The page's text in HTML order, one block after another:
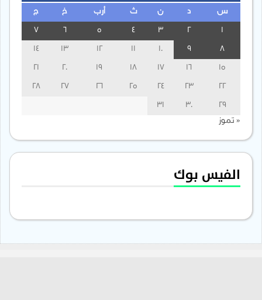
س ن ث أرب خ ج
3
13
14
15
16
17
18
19
20
21
22
23
24
25
26
27
28
29
30
31
« تموز
الفيس بوك